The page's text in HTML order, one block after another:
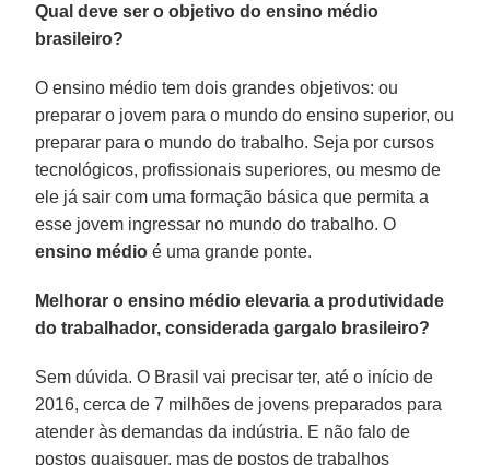
Qual deve ser o objetivo do ensino médio
brasileiro?
O ensino médio tem dois grandes objetivos: ou
preparar o jovem para o mundo do ensino superior, ou
preparar para o mundo do trabalho. Seja por cursos
tecnológicos, profissionais superiores, ou mesmo de
ele já sair com uma formação básica que permita a
esse jovem ingressar no mundo do trabalho. O
ensino médio é uma grande ponte.
Melhorar o ensino médio elevaria a produtividade
do trabalhador, considerada gargalo brasileiro?
Sem dúvida. O Brasil vai precisar ter, até o início de
2016, cerca de 7 milhões de jovens preparados para
atender às demandas da indústria. E não falo de
postos quaisquer, mas de postos de trabalhos